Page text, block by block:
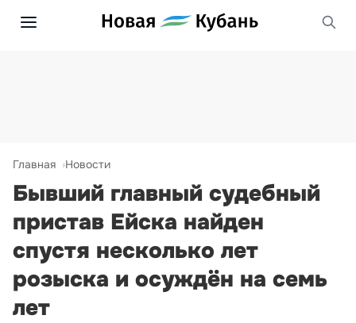
Главная Новости
Бывший главный судебный
пристав Ейска найден
спустя несколько лет
розыска и осуждён на семь
лет